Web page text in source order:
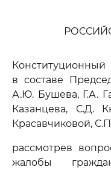
в составе
А.Ю. Бушева, Г.А.
Казанцева, С.Д.
Красавчиковой,
рассмотрев
жалобы